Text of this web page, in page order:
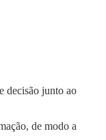
decisão junto ao
de modo a